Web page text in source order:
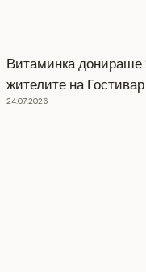
Витаминка
жителите на Гостивар
24.07.2026